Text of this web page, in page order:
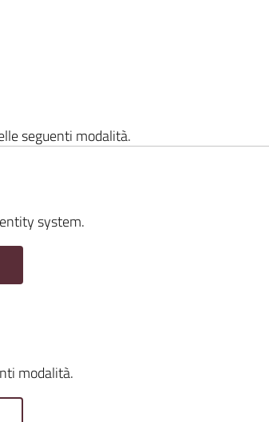
seguenti modalità.
system.
modalità.